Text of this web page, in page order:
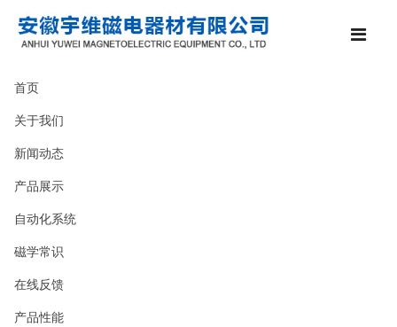
首页
关于我们
新闻动态
产品展示
自动化系统
磁学常识
在线反馈
产品性能